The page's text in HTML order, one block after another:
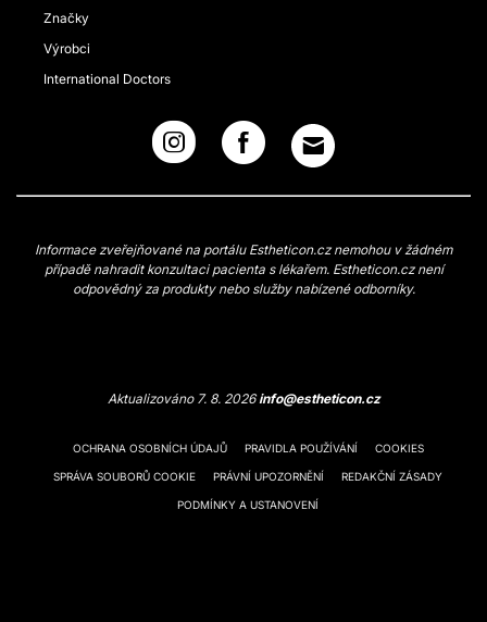
Značky
Výrobci
International Doctors
Informace zveřejňované na portálu Estheticon.cz nemohou v žádném
případě nahradit konzultaci pacienta s lékařem. Estheticon.cz není
odpovědný za produkty nebo služby nabízené odborníky.
Aktualizováno 7. 8. 2026info@estheticon.cz
OCHRANA OSOBNÍCH ÚDAJŮ PRAVIDLA POUŽÍVÁNÍ COOKIES
SPRÁVA SOUBORŮ COOKIE PRÁVNÍ UPOZORNĚNÍ REDAKČNÍ ZÁSADY
PODMÍNKY A USTANOVENÍ